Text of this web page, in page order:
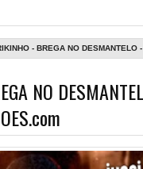
- BREGA NO DESMANTELO
NO